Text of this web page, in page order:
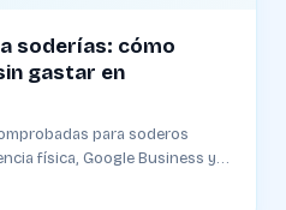
soderías: cómo
gastar en
para soderos
física, Google Business y